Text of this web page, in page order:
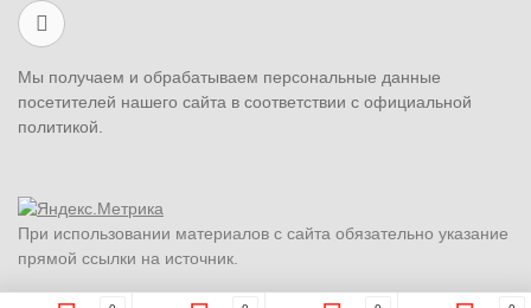
Мы получаем и обрабатываем персональные данные
посетителей нашего сайта в соответствии с официальной
политикой.
При использовании материалов с сайта обязательно указание
прямой ссылки на источник.